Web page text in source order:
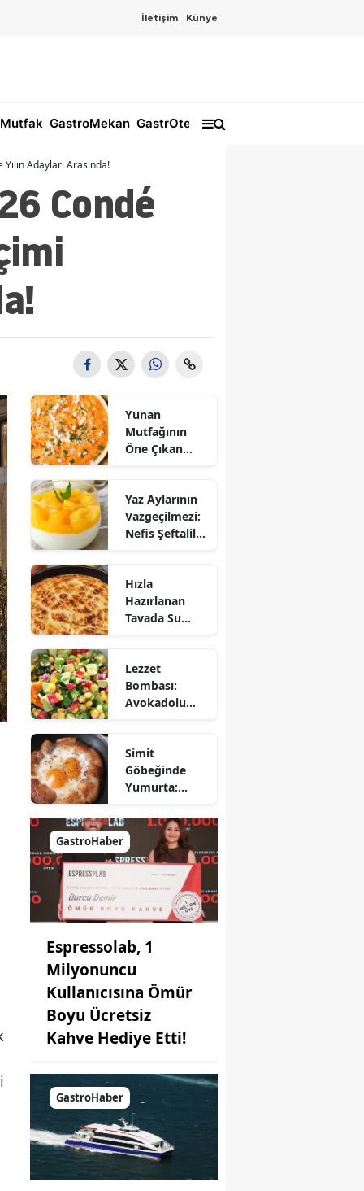
İletişim Künye
GastroMekan GastrOtel
Adayları Arasında!
Condé
Yunan
Mutfağının
Öne Çıkan
Nasıl Yapılır?
Yaz Aylarının
Vazgeçilmezi:
Nefis Şeftalili
Hızla
Hazırlanan
Tavada Su
Sofralarınıza
Lezzet Katın!
Lezzet
Bombası:
Avokadolu
Simit
Göbeğinde
Yumurta:
Farklı Bir
Kahvaltı
Seçeneği
GastroHaber
Espressolab, 1
Milyonuncu
Kullanıcısına Ömür
Boyu Ücretsiz
Kahve Hediye Etti!
GastroHaber